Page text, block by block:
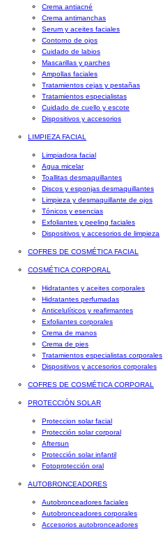
Crema antiacné
Crema antimanchas
Serum y aceites faciales
Contorno de ojos
Cuidado de labios
Mascarillas y parches
Ampollas faciales
Tratamientos cejas y pestañas
Tratamientos especialistas
Cuidado de cuello y escote
Dispositivos y accesorios
LIMPIEZA FACIAL
Limpiadora facial
Agua micelar
Toallitas desmaquillantes
Discos y esponjas desmaquillantes
Limpieza y desmaquillante de ojos
Tónicos y esencias
Exfoliantes y peeling faciales
Dispositivos y accesorios de limpieza
COFRES DE COSMÉTICA FACIAL
COSMÉTICA CORPORAL
Hidratantes y aceites corporales
Hidratantes perfumadas
Anticelulíticos y reafirmantes
Exfoliantes corporales
Crema de manos
Crema de pies
Tratamientos especialistas corporales
Dispositivos y accesorios corporales
COFRES DE COSMÉTICA CORPORAL
PROTECCIÓN SOLAR
Proteccion solar facial
Protección solar corporal
Aftersun
Protección solar infantil
Fotoprotección oral
AUTOBRONCEADORES
Autobronceadores faciales
Autobronceadores corporales
Accesorios autobronceadores